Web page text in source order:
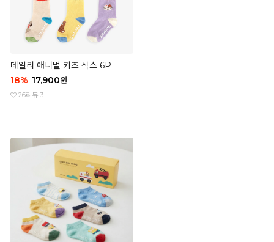
데일리 애니멀 키즈 삭스 6P
18% 17,900원
26리뷰 3